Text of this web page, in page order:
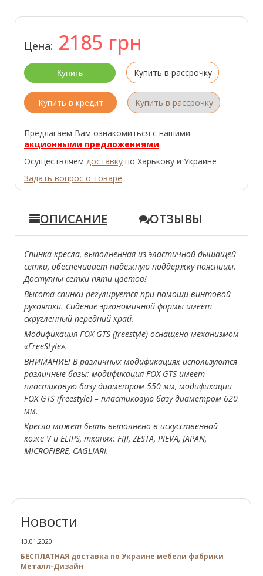
Цена: 2185 грн
Купить в рассрочку
Купить в кредит Купить в рассрочку
Предлагаем Вам ознакомиться с нашими
акционными предложениями
Осуществляем доставку по Харькову и Украине
Задать вопрос о товаре
ОПИСАНИЕ ОТЗЫВЫ
Спинка кресла, выполненная из эластичной дышащей
сетки, обеспечивает надежную поддержку поясницы.
Доступны сетки пяти цветов!
Высота спинки регулируется при помощи винтовой
рукоятки. Сидение эргономичной формы имеет
скругленный передний край.
Модификация FOX GTS (freestyle) оснащена механизмом
«FreeStyle».
ВНИМАНИЕ! В различных модификациях используются
различные базы: модификация FOX GTS имеет
пластиковую базу диаметром 550 мм, модификации
FOX GTS (freestyle) – пластиковую базу диаметром 620
мм.
Кресло может быть выполнено в искусственной
коже V и ELIPS, тканях: FIJI, ZESTA, PIEVA, JAPAN,
MICROFIBRE, CAGLIARI.
Новости
13.01.2020
БЕСПЛАТНАЯ доставка по Украине мебели фабрики
Металл-Дизайн